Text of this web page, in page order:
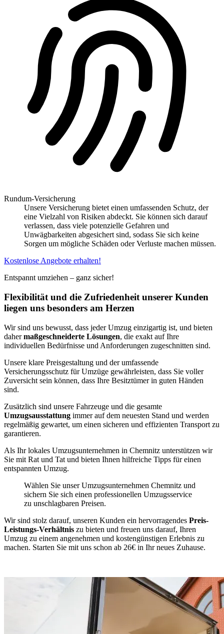
Rundum-Versicherung
Unsere Versicherung bietet einen umfassenden Schutz, der
eine Vielzahl von Risiken abdeckt. Sie können sich darauf
verlassen, dass viele potenzielle Gefahren und
Unwägbarkeiten abgesichert sind, sodass Sie sich keine
Sorgen um mögliche Schäden oder Verluste machen müssen.
Kostenlose Angebote erhalten!
Entspannt umziehen – ganz sicher!
Flexibilität und die Zufriedenheit unserer Kunden
liegen uns besonders am Herzen
Wir sind uns bewusst, dass jeder Umzug einzigartig ist, und bieten
dahermaßgeschneiderte Lösungen, die exakt auf Ihre
individuellen Bedürfnisse und Anforderungen zugeschnitten sind.
Unsere klare Preisgestaltung und der umfassende
Versicherungsschutz für Umzüge gewährleisten, dass Sie voller
Zuversicht sein können, dass Ihre Besitztümer in guten Händen
sind.
Zusätzlich sind unsere Fahrzeuge und die gesamte
Umzugsausstattung immer auf dem neuesten Stand und werden
regelmäßig gewartet, um einen sicheren und effizienten Transport zu
garantieren.
Als Ihr lokales Umzugsunternehmen in Chemnitz unterstützen wir
Sie mit Rat und Tat und bieten Ihnen hilfreiche Tipps für einen
entspannten Umzug.
Wählen Sie unser Umzugsunternehmen Chemnitz und
sichern Sie sich einen professionellen Umzugsservice
zu unschlagbaren Preisen.
Wir sind stolz darauf, unseren Kunden ein hervorragendes Preis-
Leistungs-Verhältnis zu bieten und freuen uns darauf, Ihren
Umzug zu einem angenehmen und kostengünstigen Erlebnis zu
machen. Starten Sie mit uns schon ab 26€ in Ihr neues Zuhause.